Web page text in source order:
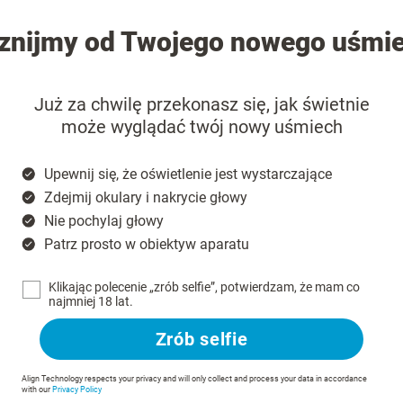
od Twojego nowego
Już za chwilę przekonasz się, jak świetnie
może wyglądać twój nowy uśmiech
Upewnij się, że oświetlenie jest wystarczające
Zdejmij okulary i nakrycie głowy
Nie pochylaj głowy
Patrz prosto w obiektyw aparatu
Klikając polecenie „zrób selfie”, potwierdzam, że mam co
najmniej 18 lat.
Zrób selfie
Align Technology respects your privacy and will only collect and process your data in accordance
with our Privacy Policy